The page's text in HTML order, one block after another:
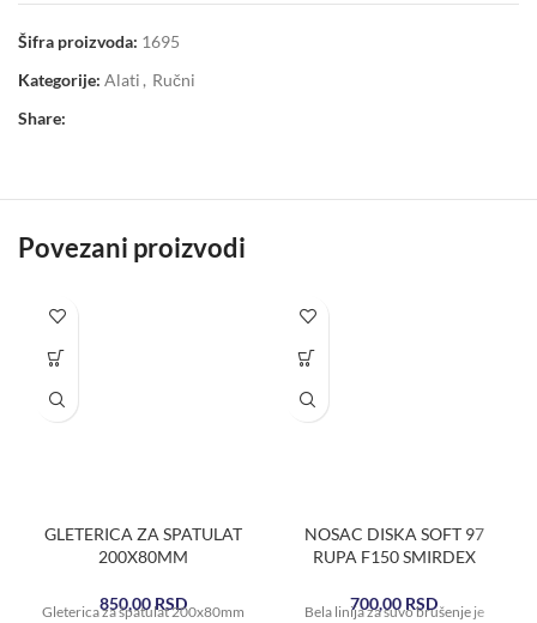
Šifra proizvoda: 1695
Kategorije: Alati , Ručni
Share:
Povezani proizvodi
GLETERICA ZA SPATULAT
200X80MM
850,00RSD
Gleterica za špatulat 200x80mm
NOSAC DISKA SOFT 97
RUPA F150 SMIRDEX
700,00 RSD
Bela linija za suvo brušenje je